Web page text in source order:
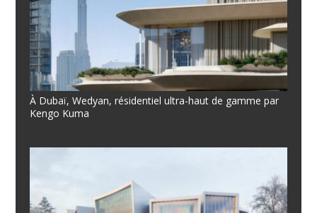
À Dubaï, Wedyan, résidentiel ultra-haut de gamme par
Kengo Kuma